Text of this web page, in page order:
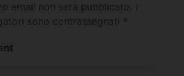
email non sarà pubblicato.
sono contrassegnati *